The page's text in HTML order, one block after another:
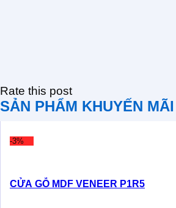
Rate this post
SẢN PHẨM KHUYẾN MÃI
-3%
CỬA GỖ MDF VENEER P1R5